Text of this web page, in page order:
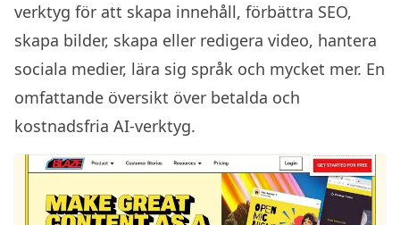
verktyg för att skapa innehåll, förbättra SEO,
skapa bilder, skapa eller redigera video, hantera
sociala medier, lära sig språk och mycket mer. En
omfattande översikt över betalda och
kostnadsfria AI-verktyg.